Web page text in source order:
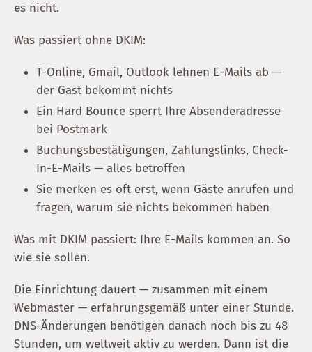
es nicht.
Was passiert ohne DKIM:
T-Online, Gmail, Outlook lehnen E-Mails ab —
der Gast bekommt nichts
Ein Hard Bounce sperrt Ihre Absenderadresse
bei Postmark
Buchungsbestätigungen, Zahlungslinks, Check-
In-E-Mails — alles betroffen
Sie merken es oft erst, wenn Gäste anrufen und
fragen, warum sie nichts bekommen haben
Was mit DKIM passiert: Ihre E-Mails kommen an. So
wie sie sollen.
Die Einrichtung dauert — zusammen mit einem
Webmaster — erfahrungsgemäß unter einer Stunde.
DNS-Änderungen benötigen danach noch bis zu 48
Stunden, um weltweit aktiv zu werden. Dann ist die